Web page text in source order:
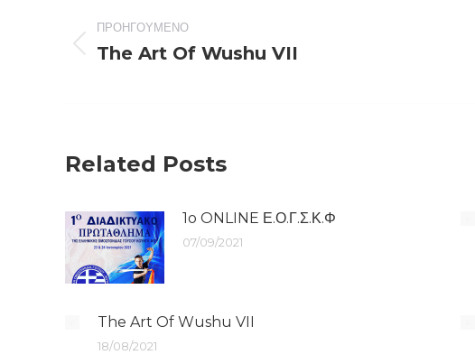
navigation
ΠΡΟΗΓΟΎΜΕΝΟ
Previous
The Art Of Wushu VII
Related Posts
1o ONLINE Ε.Ο.Γ.Σ.Κ.Φ
07/09/2021
The Art Of Wushu VII
18/08/2021